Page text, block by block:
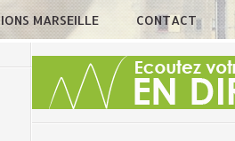
MARSEILLE CONTACT